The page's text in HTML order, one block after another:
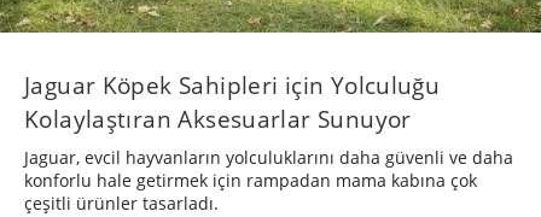
Jaguar Köpek Sahipleri için Yolculuğu
Kolaylaştıran Aksesuarlar Sunuyor
Jaguar, evcil hayvanların yolculuklarını daha güvenli ve daha
konforlu hale getirmek için rampadan mama kabına çok
çeşitli ürünler tasarladı.